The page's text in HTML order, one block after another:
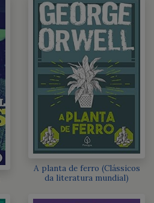
A planta de ferro (Clássicos
da literatura mundial)